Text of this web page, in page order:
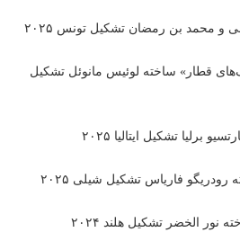
و محمد بن رمضان تشکیل تونس ۲۰۲۵
قطار» ساخته لوئیس مانوئل تشکیل
تشکیل ایتالیا ۲۰۲۵
فاریاس تشکیل شیلی ۲۰۲۵
الخضر تشکیل هلند ۲۰۲۴